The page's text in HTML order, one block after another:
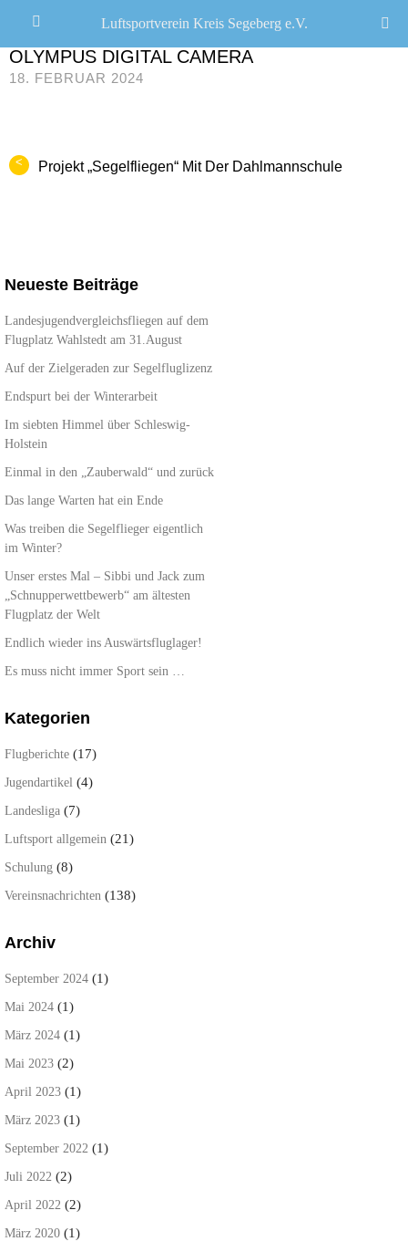
OLYMPUS DIGITAL CAMERA
18. FEBRUAR 2024
< Projekt „Segelfliegen“ Mit Der Dahlmannschule
Neueste Beiträge
Landesjugendvergleichsfliegen auf dem
Flugplatz Wahlstedt am 31.August
Auf der Zielgeraden zur Segelfluglizenz
Endspurt bei der Winterarbeit
Im siebten Himmel über Schleswig-
Holstein
Einmal in den „Zauberwald“ und zurück
Das lange Warten hat ein Ende
Was treiben die Segelflieger eigentlich
im Winter?
Unser erstes Mal – Sibbi und Jack zum
„Schnupperwettbewerb“ am ältesten
Flugplatz der Welt
Endlich wieder ins Auswärtsfluglager!
Es muss nicht immer Sport sein …
Kategorien
Flugberichte (17)
Jugendartikel (4)
Landesliga (7)
Luftsport allgemein (21)
Schulung (8)
Vereinsnachrichten (138)
Archiv
September 2024 (1)
Mai 2024 (1)
März 2024 (1)
Mai 2023 (2)
April 2023 (1)
März 2023 (1)
September 2022 (1)
Juli 2022 (2)
April 2022 (2)
März 2020 (1)
Luftsportverein Kreis Segeberg e.V.